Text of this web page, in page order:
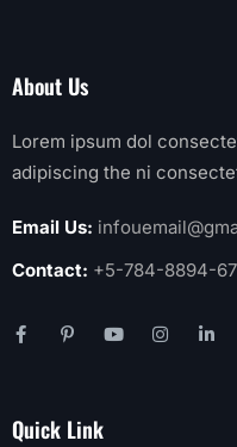
About Us
Lorem ipsum dol
adipiscing the ni
Email Us:
Contact: +5-784-8894-
Quick Link